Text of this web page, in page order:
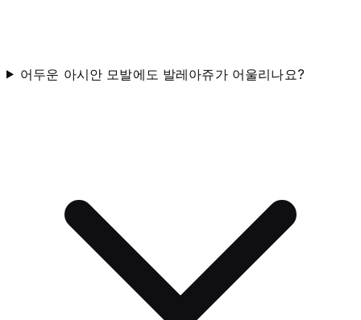
어두운 아시안 모발에도 발레아쥬가 어울리나요?